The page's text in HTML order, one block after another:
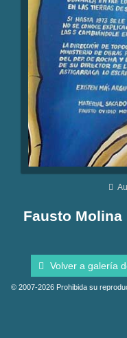
Fausto Molina
Volver a galería
© 2007-2026 Prohibida su